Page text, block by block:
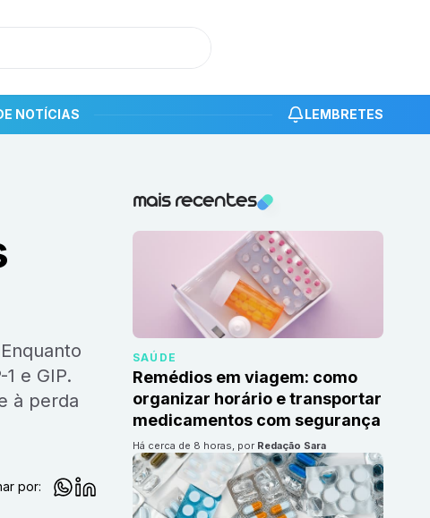
NOTÍCIAS LEMBRETES
e GIP.
à perda
por:
Notícias recentes
mais recentes
SAÚDE
Remédios em viagem: como
organizar horário e transportar
medicamentos com segurança
há cerca de 8 horas, por Redação Sara